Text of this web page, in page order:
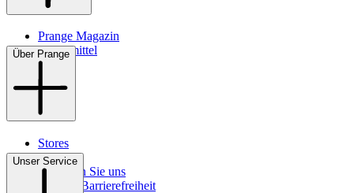
Prange Magazin
Pflegemittel
Über Prange
Stores
Kontakt
So finden Sie uns
Digitale Barrierefreiheit
Unser Service